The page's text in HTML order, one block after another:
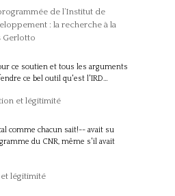
de l’Institut de
: la recherche à la
Gerlotto
ce soutien et tous les arguments
ce bel outil qu'est l'IRD…
et légitimité
comme chacun sait!-- avait su
du CNR, même s'il avait
légitimité